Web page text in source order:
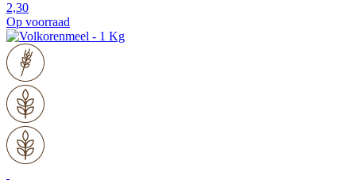
2,30
Op voorraad